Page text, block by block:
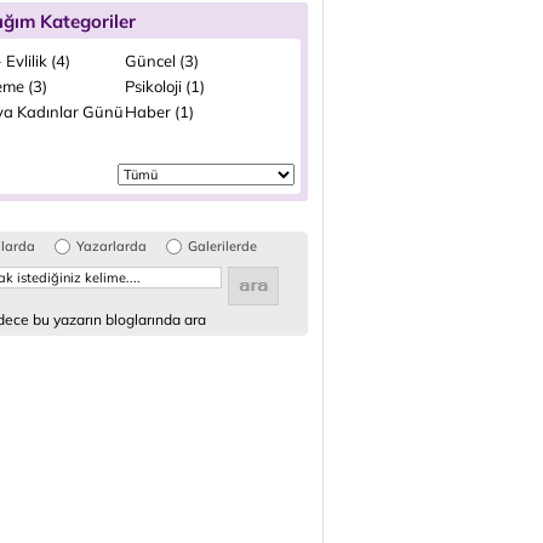
Kategoriler
Evlilik (4)
Güncel (3)
(3)
Psikoloji (1)
Kadınlar GünüHaber (1)
Yazarlarda Galerilerde
bu yazarın bloglarında ara